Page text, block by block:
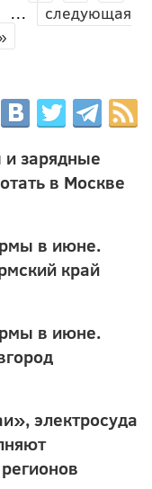
…
следующая
зарядные
в Москве
в июне.
край
в июне.
электросуда